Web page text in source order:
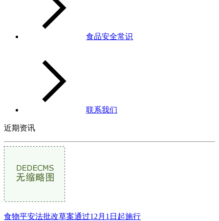
食品安全常识
联系我们
近期资讯
食物平安法批改草案通过12月1日起施行